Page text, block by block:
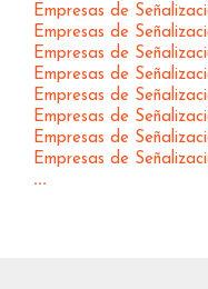
Empresas de
Empresas de
Empresas de
Empresas de
Empresas de
Empresas de
Empresas de
Empresas de
...